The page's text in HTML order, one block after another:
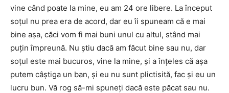
vine când poate la mine, eu am 24 ore libere. La început
soţul nu prea era de acord, dar eu îi spuneam că e mai
bine aşa, căci vom fi mai buni unul cu altul, stând mai
puţin împreună. Nu ştiu dacă am făcut bine sau nu, dar
soţul este mai bucuros, vine la mine, şi a înţeles că aşa
putem câştiga un ban, şi eu nu sunt plictisită, fac şi eu un
lucru bun. Vă rog să-mi spuneţi dacă este păcat sau nu.